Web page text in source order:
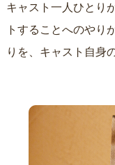
キャスト一人ひとり
トすることへのやり
りを、キャスト自身